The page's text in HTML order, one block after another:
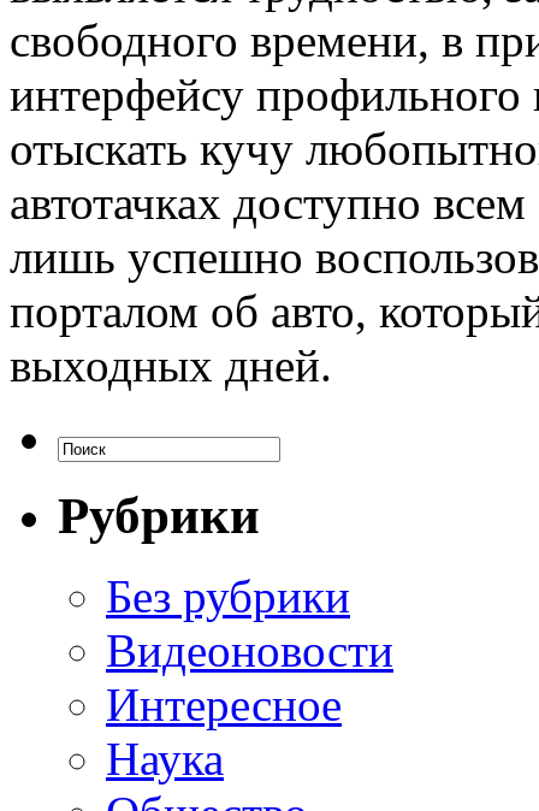
свободного времени, в
интерфейсу профильного
отыскать кучу
автотачках доступно
лишь успешно
порталом об авто,
выходных дней.
Рубрики
Без рубрики
Видеоновости
Интересное
Наука